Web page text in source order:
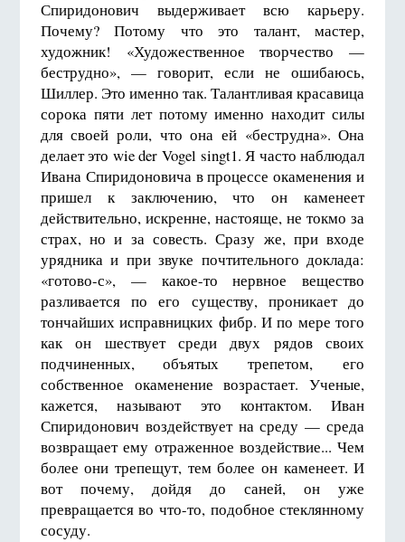
Спиридонович выдерживает всю карьеру.
Почему? Потому что это талант, мастер,
художник! «Художественное творчество —
беструдно», — говорит, если не ошибаюсь,
Шиллер. Это именно так. Талантливая красавица
сорока пяти лет потому именно находит силы
для своей роли, что она ей «беструдна». Она
делает это wie der Vogel singt1. Я часто наблюдал
Ивана Спиридоновича в процессе окаменения и
пришел к заключению, что он каменеет
действительно, искренне, настояще, не токмо за
страх, но и за совесть. Сразу же, при входе
урядника и при звуке почтительного доклада:
«готово-с», — какое-то нервное вещество
разливается по его существу, проникает до
тончайших исправницких фибр. И по мере того
как он шествует среди двух рядов своих
подчиненных, объятых трепетом, его
собственное окаменение возрастает. Ученые,
кажется, называют это контактом. Иван
Спиридонович воздействует на среду — среда
возвращает ему отраженное воздействие... Чем
более они трепещут, тем более он каменеет. И
вот почему, дойдя до саней, он уже
превращается во что-то, подобное стеклянному
сосуду.